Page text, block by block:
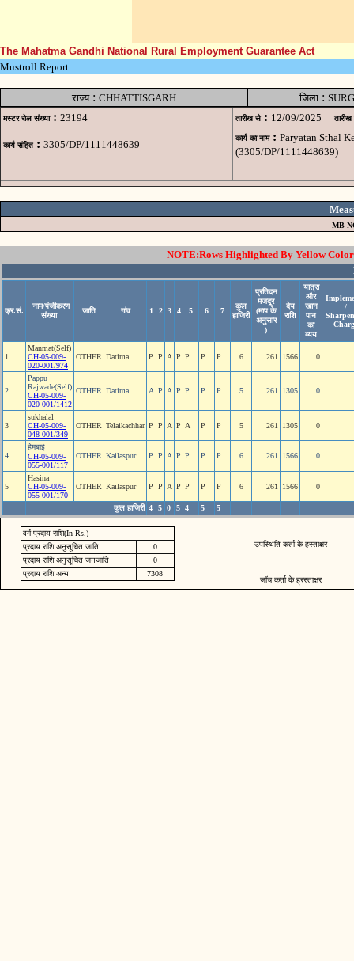
The Mahatma Gandhi National Rural Employment Guarantee Act
Mustroll Report
राज्य: CHHATTISGARH जिला :
मस्टर रोल संख्या : 23194 तारीख से : 12/09/2025 तारीख
कार्य-संहित : 3305/DP/1111448639
कार्य का नाम : Paryatan Sthal
(3305/DP/1111448639)
MB
NOTE:Rows Highlighted By Yellow
क्र.सं.
नाम/पंजीकरण
संख्या
जाति गांव 1 2 3 4 5 6 7
कुल
हाजिरी
प्रतिदन
मजदूर
(माप के
अनुसार
)
देय
राशि
यात्रा
और
खान
पान
का
व्यय
/
1
Manmat(Self)
CH-05-009-
020-001/974
OTHER Datima P P A P P P P 6 261 1566 0
2
Pappu
Rajwade(Self)
CH-05-009-
020-001/1412
OTHER Datima A P A P P P P 5 261 1305 0
3
sukhalal
CH-05-009-
048-001/349
OTHER Telaikachhar P P A P A P P 5 261 1305 0
4
हेमबाई
CH-05-009-
055-001/117
OTHER Kailaspur P P A P P P P 6 261 1566 0
5
Hasina
CH-05-009-
055-001/170
OTHER Kailaspur P P A P P P P 6 261 1566 0
कुल हाजिरी 4 5 0 5 4 5 5
वर्ग प्रदाय राशि(In Rs.)
प्रदाय राशि अनुसूचित जाति
0
प्रदाय राशि अनुसूचित जनजाति
0
प्रदाय राशि अन्य
7308
उपस्थिति कर्ता के हस्ताक्षर
जॉच कर्ता के ह्रस्ताक्षर